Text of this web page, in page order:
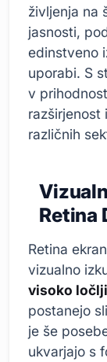
življenja na
jasnosti,
edinstveno
uporabi. S
v
razširjenost
različnih
Retina
Retina
vizualno
visoko
postanejo
je še
ukvarjajo s